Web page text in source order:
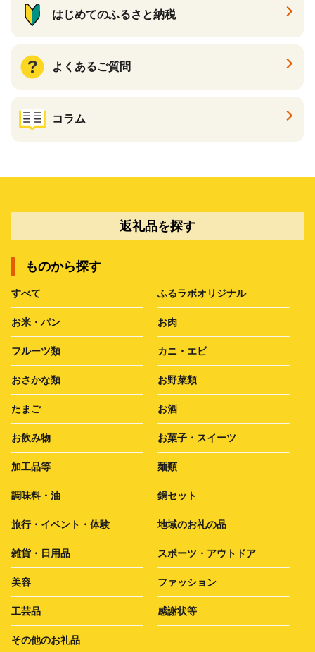
はじめてのふるさと納税
よくあるご質問
コラム
返礼品を探す
ものから探す
すべて ふるラボオリジナル
お米・パン お肉
フルーツ類 カニ・エビ
おさかな類 お野菜類
たまご お酒
お飲み物 お菓子・スイーツ
加工品等 麺類
調味料・油 鍋セット
旅行・イベント・体験 地域のお礼の品
雑貨・日用品 スポーツ・アウトドア
美容 ファッション
工芸品 感謝状等
その他のお礼品